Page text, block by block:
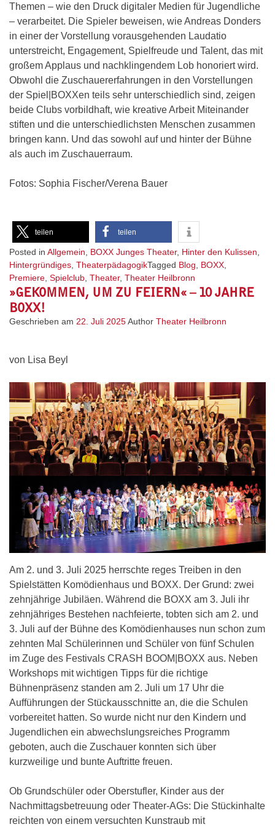
Themen – wie den Druck digitaler Medien für Jugendliche
– verarbeitet. Die Spieler beweisen, wie Andreas Donders
in einer der Vorstellung vorausgehenden Laudatio
unterstreicht, Engagement, Spielfreude und Talent, das mit
großem Applaus und nachklingendem Lob honoriert wird.
Obwohl die Zuschauererfahrungen in den Vorstellungen
der Spiel|BOXXen teils sehr unterschiedlich sind, zeigen
beide Clubs vorbildhaft, wie kreative Arbeit Miteinander
stiften und die unterschiedlichsten Menschen zusammen
bringen kann. Und das sowohl auf und hinter der Bühne
als auch im Zuschauerraum.
Fotos: Sophia Fischer/Verena Bauer
teilen teilen
Posted in Allgemein BOXX Junges Theater, Hinter den Kulissen
Hintergründiges TheaterpädagogikTagged Blog BOXX
Premiere Spielclub Theater, Theater Heilbronn
»GEKOMMEN, UM ZU FEIERN« – 10 JAHRE
BOXX!
Geschrieben am 22. Juli 2025Author Theater Heilbronn
von Lisa Beyl
Am 2. und 3. Juli 2025 herrschte reges Treiben in den
Spielstätten Komödienhaus und BOXX. Der Grund: zwei
zehnjährige Jubiläen. Während die BOXX am 3. Juli ihr
zehnjähriges Bestehen nachfeierte, tobten sich am 2. und
3. Juli auf der Bühne des Komödienhauses nun schon zum
zehnten Mal Schülerinnen und Schüler von fünf Schulen
im Zuge des Festivals CRASH BOOM|BOXX aus. Neben
Workshops mit wichtigen Tipps für die richtige
Bühnenpräsenz standen am 2. Juli um 17 Uhr die
Aufführungen der Stückausschnitte an, die die Schulen
vorbereitet hatten. So wurde nicht nur den Kindern und
Jugendlichen ein abwechslungsreiches Programm
geboten, auch die Zuschauer konnten sich über
kurzweilige und bunte Auftritte freuen.
Ob Grundschüler oder Oberstufler, Kinder aus der
Nachmittagsbetreuung oder Theater-AGs: Die Stückinhalte
reichten von einem versuchten Kunstraub mit